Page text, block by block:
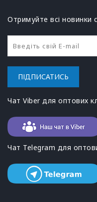
Отримуйте всі новинки
ПІДПИСАТИСЬ
Чат Viber для оптових
Чат Telegram для